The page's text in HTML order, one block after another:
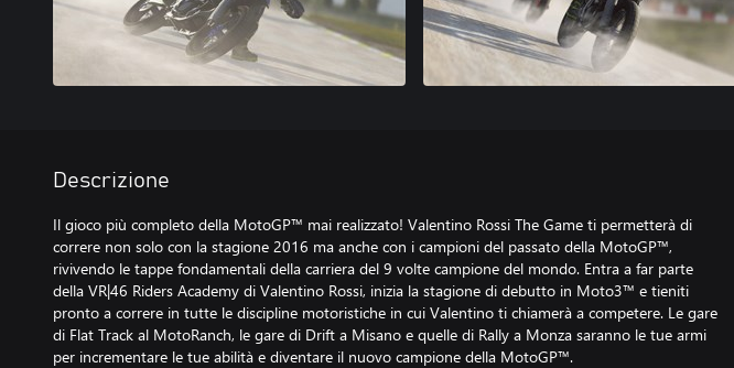
Descrizione
Il gioco più completo della MotoGP™ mai realizzato! Valentino Rossi The Game ti permetterà di
correre non solo con la stagione 2016 ma anche con i campioni del passato della MotoGP™,
rivivendo le tappe fondamentali della carriera del 9 volte campione del mondo. Entra a far parte
della VR|46 Riders Academy di Valentino Rossi, inizia la stagione di debutto in Moto3™ e tieniti
pronto a correre in tutte le discipline motoristiche in cui Valentino ti chiamerà a competere. Le gare
di Flat Track al MotoRanch, le gare di Drift a Misano e quelle di Rally a Monza saranno le tue armi
per incrementare le tue abilità e diventare il nuovo campione della MotoGP™.